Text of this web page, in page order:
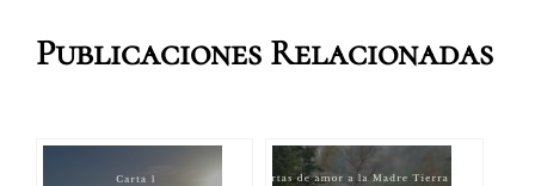
Publicaciones Relacionadas